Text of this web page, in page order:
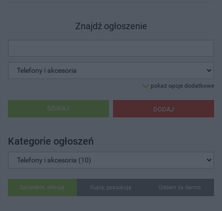
Znajdź ogłoszenie
pokaż opcje dodatkowe
DODAJ
SZUKAJ
Kategorie ogłoszeń
Sprzedam, oferuję Kupię, poszukuję Oddam za darmo